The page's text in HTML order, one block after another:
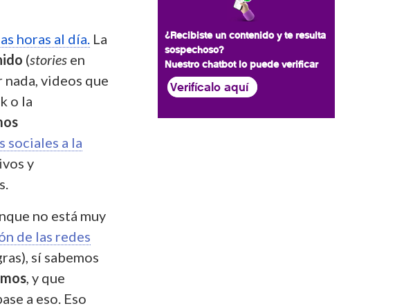
horas al día. La
(stories en
nada, videos que
o la
sociales a la
y
no está muy
de las redes
sí sabemos
, y que
a eso. Eso
¿Recibiste un contenido y te resulta
sospechoso?
Nuestro chatbot lo puede verificar
Verifícalo aquí